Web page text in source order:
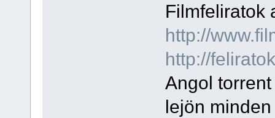
Filmfeliratok
http://
http://
Angol
lejön